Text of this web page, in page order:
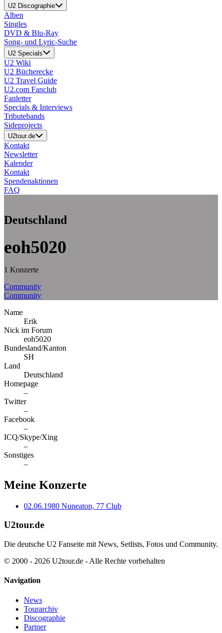
U2 Discographie
Alben
Singles
DVD & Blu-Ray
Song- und Lyric-Suche
U2 Specials
U2 Wiki
U2 Bücherecke
U2 Travel Guide
U2.com Fanclub
Fanletter
Specials & Interviews
Tributebands
Sideprojects
U2tour.de
Kontakt
Newsletter
Kalender
Kontakt
Spendenaktionen
FAQ
Deutschland
eoh5020
1 Konzerte
Community
Community
Name
Erik
Nick im Forum
eoh5020
Bundesland/Kanton
SH
Land
Deutschland
Homepage
–
Twitter
–
Facebook
–
ICQ/Skype/Xing
–
Sonstiges
–
Meine Konzerte
02.06.1980 Nuneaton, 77 Club
U2tour.de
Die deutsche U2 Fanseite mit News, Setlists, Fotos und Community.
© 2000 - 2026 U2tour.de - Alle Rechte vorbehalten
Navigation
News
Tourarchiv
Discographie
Partner